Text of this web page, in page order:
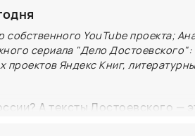
YouTube проекта;
сериала "Дело Достоевского":
проектов Яндекс Книг,
А тексты Достоевского —